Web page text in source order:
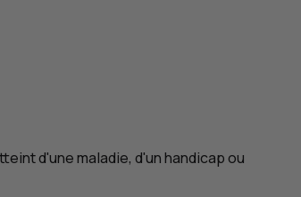
d'une maladie, d'un handicap ou